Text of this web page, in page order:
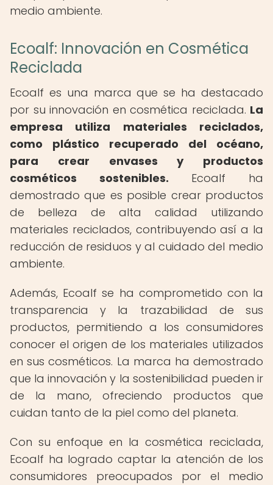
medio ambiente.
Ecoalf: Innovación en Cosmética
Reciclada
Ecoalf es una marca que se ha destacado
por su innovación en cosmética reciclada. La
empresa utiliza materiales reciclados,
como plástico recuperado del océano,
para crear envases y productos
cosméticos sostenibles. Ecoalf ha
demostrado que es posible crear productos
de belleza de alta calidad utilizando
materiales reciclados, contribuyendo así a la
reducción de residuos y al cuidado del medio
ambiente.
Además, Ecoalf se ha comprometido con la
transparencia y la trazabilidad de sus
productos, permitiendo a los consumidores
conocer el origen de los materiales utilizados
en sus cosméticos. La marca ha demostrado
que la innovación y la sostenibilidad pueden ir
de la mano, ofreciendo productos que
cuidan tanto de la piel como del planeta.
Con su enfoque en la cosmética reciclada,
Ecoalf ha logrado captar la atención de los
consumidores preocupados por el medio